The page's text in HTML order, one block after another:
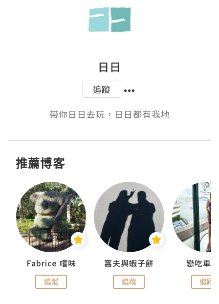
日日
追蹤
帶你日日去玩，日日都有我地
推薦博客
Fabrice 嚐味
追蹤
窩夫與蝦子餅
追蹤
戀吃車
追蹤